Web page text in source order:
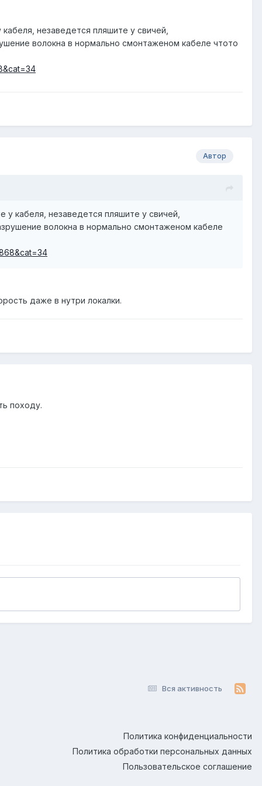
незаведется пляшите у свичей,
волокна в нормально смонтаженом кабеле чтото
Автор
кабеля, незаведется пляшите у свичей,
волокна в нормально смонтаженом кабеле
даже в нутри локалки.
походу.
Вся активность
Политика конфиденциальности
Политика обработки персональных данных
Пользовательское соглашение